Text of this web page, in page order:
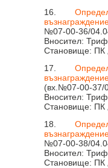
16.
№07-00-36/
Вносител:
Становище: ПК
17.
(вх.№07-00-37/
Вносител:
Становище: ПК
18.
№07-00-38/
Вносител:
Становище: ПК